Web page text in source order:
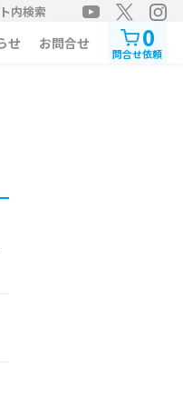
内検索
せ お問合せ 0
問合せ依頼